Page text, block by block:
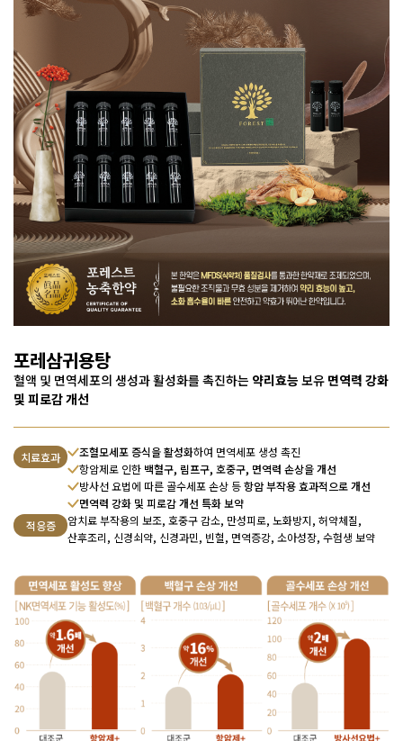
포레삼귀용탕
혈액 및 면역세포의 생성과 활성화를 촉진하는 약리효능 보유 면역력 강화
및 피로감 개선
치료효과 조혈모세포 증식을 활성화하여 면역세포 생성 촉진
항암제로 인한 백혈구, 림프구, 호중구, 면역력 손상을 개선
방사선 요법에 따른 골수세포 손상 등항암 부작용 효과적으로 개선
면역력 강화 및 피로감 개선 특화 보약
적응증
암치료 부작용의 보조, 호중구 감소, 만성피로, 노화방지, 허약체질,
산후조리, 신경쇠약, 신경과민, 빈혈, 면역증강, 소아성장, 수험생 보약